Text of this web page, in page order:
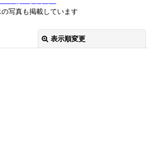
写真も掲載しています
表示順変更